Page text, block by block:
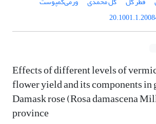
Effects of different levels of
flower yield and its components in
Damask rose (Rosa damascena
province